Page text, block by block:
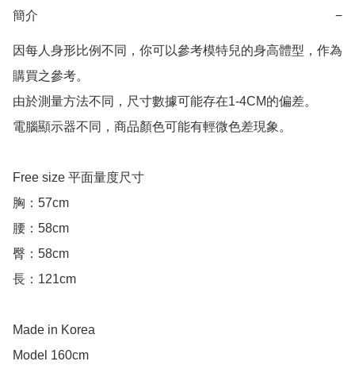
簡介 −
因每人身形比例不同，你可以參考模特兒的身高體型，作為
購買之參考。
由於測量方法不同，尺寸數據可能存在1-4CM的偏差。
電腦顯示器不同，商品顏色可能有輕微色差現象。
Free size 平面量度尺寸
胸：57cm
腰：58cm
臀：58cm
長：121cm
Made in Korea
Model 160cm